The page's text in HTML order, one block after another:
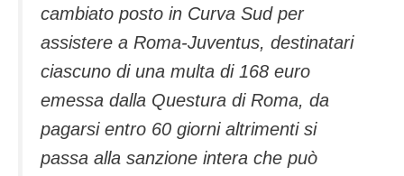
cambiato posto in Curva Sud per
assistere a Roma-Juventus, destinatari
ciascuno di una multa di 168 euro
emessa dalla Questura di Roma, da
pagarsi entro 60 giorni altrimenti si
passa alla sanzione intera che può